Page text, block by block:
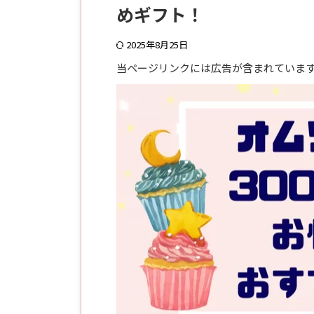
めギフト！
2025年8月25日
当ページリンクには広告が含まれていま